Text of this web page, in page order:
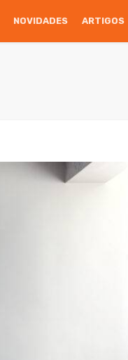
NOVIDADES ARTIGOS